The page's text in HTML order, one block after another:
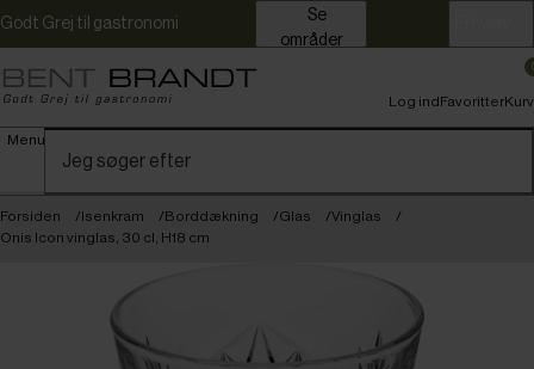
Godt Grej til gastronomi
områder
Menu
Log indFavoritterKurv
Forsiden Isenkram Borddækning Glas
Vinglas
Onis Icon vinglas, 30 cl, H18 cm